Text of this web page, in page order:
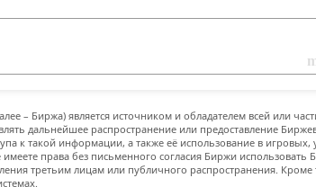
– Биржа) является источником и обладателем всей или
дальнейшее распространение или предоставление
к такой информации, а также её использование в
права без письменного согласия Биржи использовать
третьим лицам или публичного распространения. Кроме